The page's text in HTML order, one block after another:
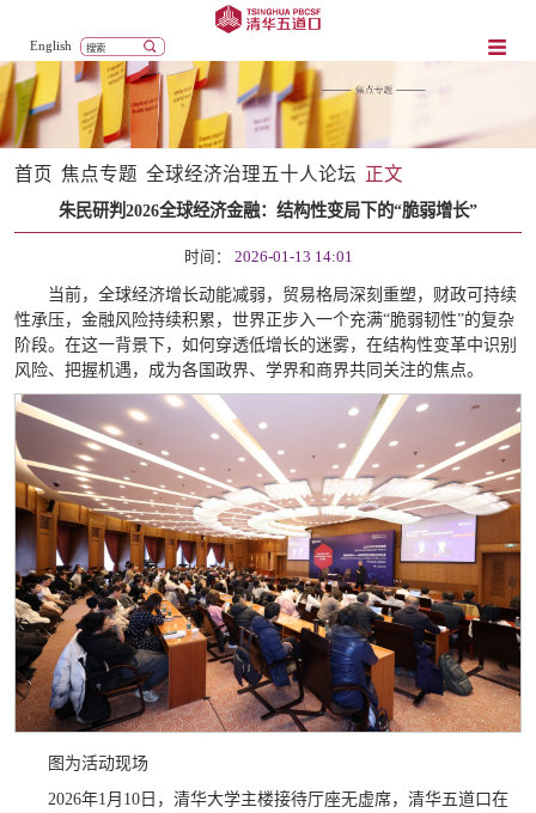
English
首页 焦点专题 全球经济治理五十人论坛 正文
朱民研判2026全球经济金融：结构性变局下的“脆弱增长”
时间： 2026-01-13 14:01
当前，全球经济增长动能减弱，贸易格局深刻重塑，财政可持续
性承压，金融风险持续积累，世界正步入一个充满“脆弱韧性”的复杂
阶段。在这一背景下，如何穿透低增长的迷雾，在结构性变革中识别
风险、把握机遇，成为各国政界、学界和商界共同关注的焦点。
图为活动现场
2026年1月10日，清华大学主楼接待厅座无虚席，清华五道口在